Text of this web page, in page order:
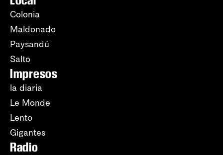
Colonia
Maldonado
Paysandú
Salto
Impresos
la diaria
Le Monde
Lento
Gigantes
Radio